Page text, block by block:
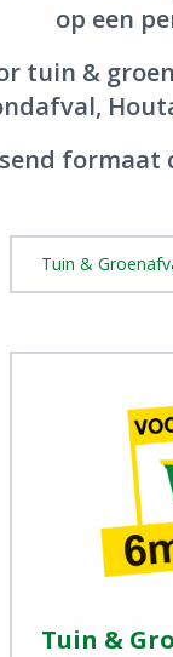
op een
tuin &
View Tuin &
Tuin &